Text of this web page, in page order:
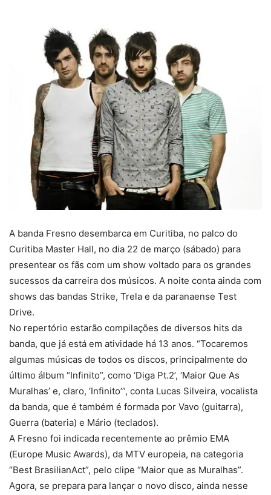
A banda Fresno desembarca em Curitiba, no palco do
Curitiba Master Hall, no dia 22 de março (sábado) para
presentear os fãs com um show voltado para os grandes
sucessos da carreira dos músicos. A noite conta ainda com
shows das bandas Strike, Trela e da paranaense Test
Drive.
No repertório estarão compilações de diversos hits da
banda, que já está em atividade há 13 anos. “Tocaremos
algumas músicas de todos os discos, principalmente do
último álbum “Infinito”, como ‘Diga Pt.2’, ‘Maior Que As
Muralhas’ e, claro, ‘Infinito’”, conta Lucas Silveira, vocalista
da banda, que é também é formada por Vavo (guitarra),
Guerra (bateria) e Mário (teclados).
A Fresno foi indicada recentemente ao prêmio EMA
(Europe Music Awards), da MTV europeia, na categoria
“Best BrasilianAct”, pelo clipe “Maior que as Muralhas”.
Agora, se prepara para lançar o novo disco, ainda nesse